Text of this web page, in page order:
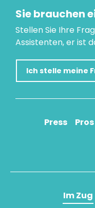
Sie brauchen
Stellen Sie Ihre
Assistenten, er ist
Ich stelle meine
Press Pros
Im Zug